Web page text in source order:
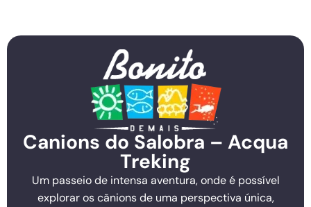
Canions do Salobra – Acqua
Treking
Um passeio de intensa aventura, onde é possível
explorar os cãnions de uma perspectiva única,